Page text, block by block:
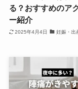
る？おすすめのア
ー紹介
2025年4月4日 妊娠・出